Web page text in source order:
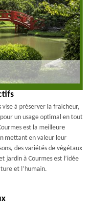
à préserver la fraicheur,
un usage optimal en tout
est la meilleure
mettant en valeur leur
des variétés de végétaux
jardin à Courmes est l’idée
et l’humain.